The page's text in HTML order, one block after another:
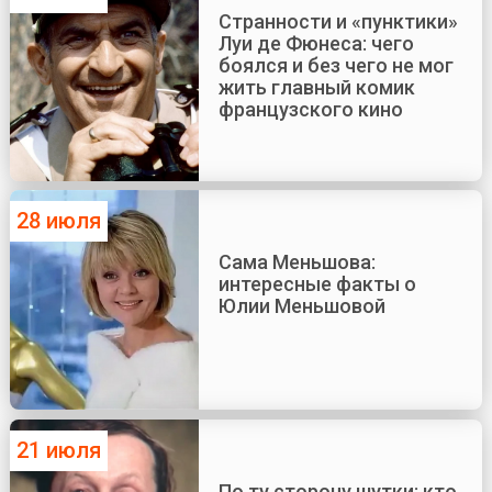
Странности и «пунктики»
Луи де Фюнеса: чего
боялся и без чего не мог
жить главный комик
французского кино
28 июля
Сама Меньшова:
интересные факты о
Юлии Меньшовой
21 июля